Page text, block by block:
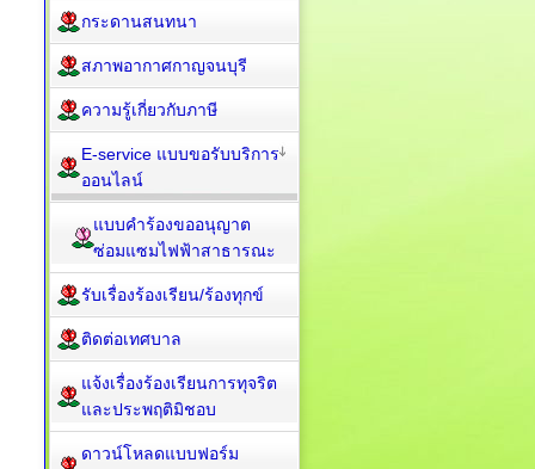
กระดานสนทนา
สภาพอากาศกาญจนบุรี
ความรู้เกี่ยวกับภาษี
E-service แบบขอรับบริการ
ออนไลน์
แบบคำร้องขออนุญาต
ซ่อมแซมไฟฟ้าสาธารณะ
รับเรื่องร้องเรียน/ร้องทุกข์
ติดต่อเทศบาล
แจ้งเรื่องร้องเรียนการทุจริต
และประพฤติมิชอบ
ดาวน์โหลดแบบฟอร์ม